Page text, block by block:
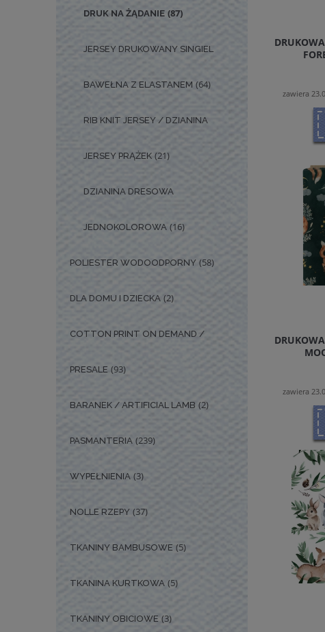
DRUK NA ŻĄDANIE (87)
JERSEY DRUKOWANY SINGIEL
BAWEŁNA Z ELASTANEM (64)
RIB KNIT JERSEY / DZIANINA
JERSEY PRĄŻEK (21)
DZIANINA DRESOWA
JEDNOKOLOROWA (16)
POLIESTER WODOODPORNY (58)
DLA DOMU I DZIECKA (2)
COTTON PRINT ON DEMAND /
PRESALE (93)
BARANEK / ARTIFICIAL LAMB (2)
PASMANTERIA (239)
WYPEŁNIENIA (3)
NOLLE RZEPY (37)
TKANINY BAMBUSOWE (5)
TKANINA KURTKOWA (5)
TKANINY OBICIOWE (3)
zawiera
zawiera